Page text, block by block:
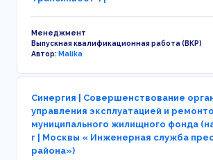
Менеджмент
Выпускная квалификационная работа (ВКР)
Автор:Malika
Синергия | Совершенствование
управления эксплуатацией и
муниципального жилищного фонда
г | Москвы « Инженерная служба
района»)